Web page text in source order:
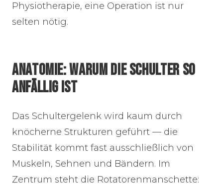
Physiotherapie, eine Operation ist nur
selten nötig.
ANATOMIE: WARUM DIE SCHULTER SO
ANFÄLLIG IST
Das Schultergelenk wird kaum durch
knöcherne Strukturen geführt — die
Stabilität kommt fast ausschließlich von
Muskeln, Sehnen und Bändern. Im
Zentrum steht die Rotatorenmanschette: